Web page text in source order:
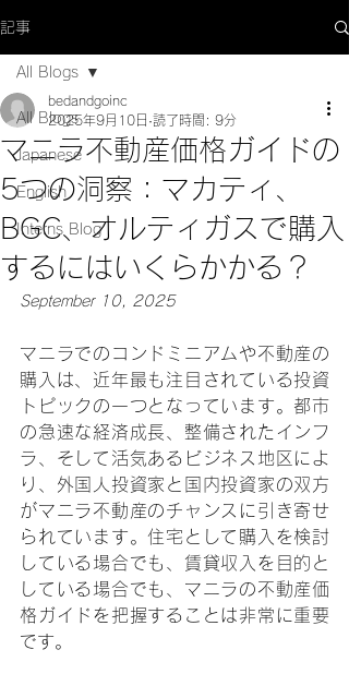
記事
All Blogs
Japanese
English
Interns Blog
All Blogs
マニラ不動産価格ガイドの
5つの洞察：マカティ、
BGC、オルティガスで購入
するにはいくらかかる？
bedandgoinc
2025年9月10日 読了時間: 9分
September 10, 2025
マニラでのコンドミニアムや不動産の
購入は、近年最も注目されている投資
トピックの一つとなっています。都市
の急速な経済成長、整備されたインフ
ラ、そして活気あるビジネス地区によ
り、外国人投資家と国内投資家の双方
がマニラ不動産のチャンスに引き寄せ
られています。住宅として購入を検討
している場合でも、賃貸収入を目的と
している場合でも、マニラの不動産価
格ガイドを把握することは非常に重要
です。